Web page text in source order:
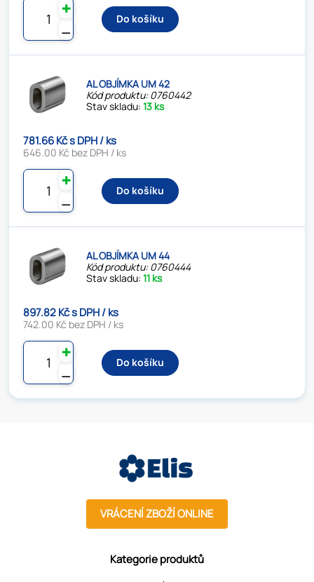
⚊
✚
Do košíku
AL OBJÍMKA UM 42
Kód produktu: 0760442
Stav skladu:13 ks
781.66 Kč s DPH / ks
646.00 Kč bez DPH / ks
⚊
✚
Do košíku
AL OBJÍMKA UM 44
Kód produktu: 0760444
Stav skladu:11 ks
897.82 Kč s DPH / ks
742.00 Kč bez DPH / ks
⚊
✚
Do košíku
VRÁCENÍ ZBOŽÍ ONLINE
Kategorie produktů